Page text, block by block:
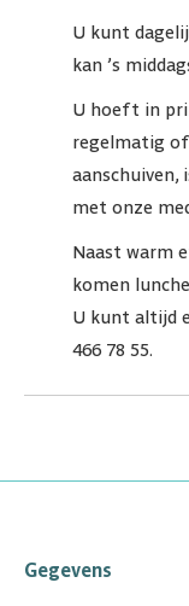
U kunt
kan ’s
U hoeft in
regelmatig
met onze
Naast warm
komen
U kunt altijd
466 78 55.
Gegevens